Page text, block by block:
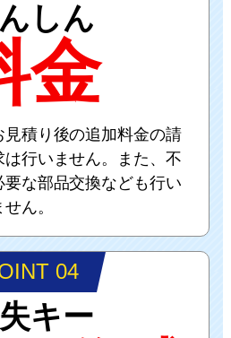
しん
金
見積り後の追加料金の請
は行いません。また、不
要な部品交換なども行い
せん。
04
キー